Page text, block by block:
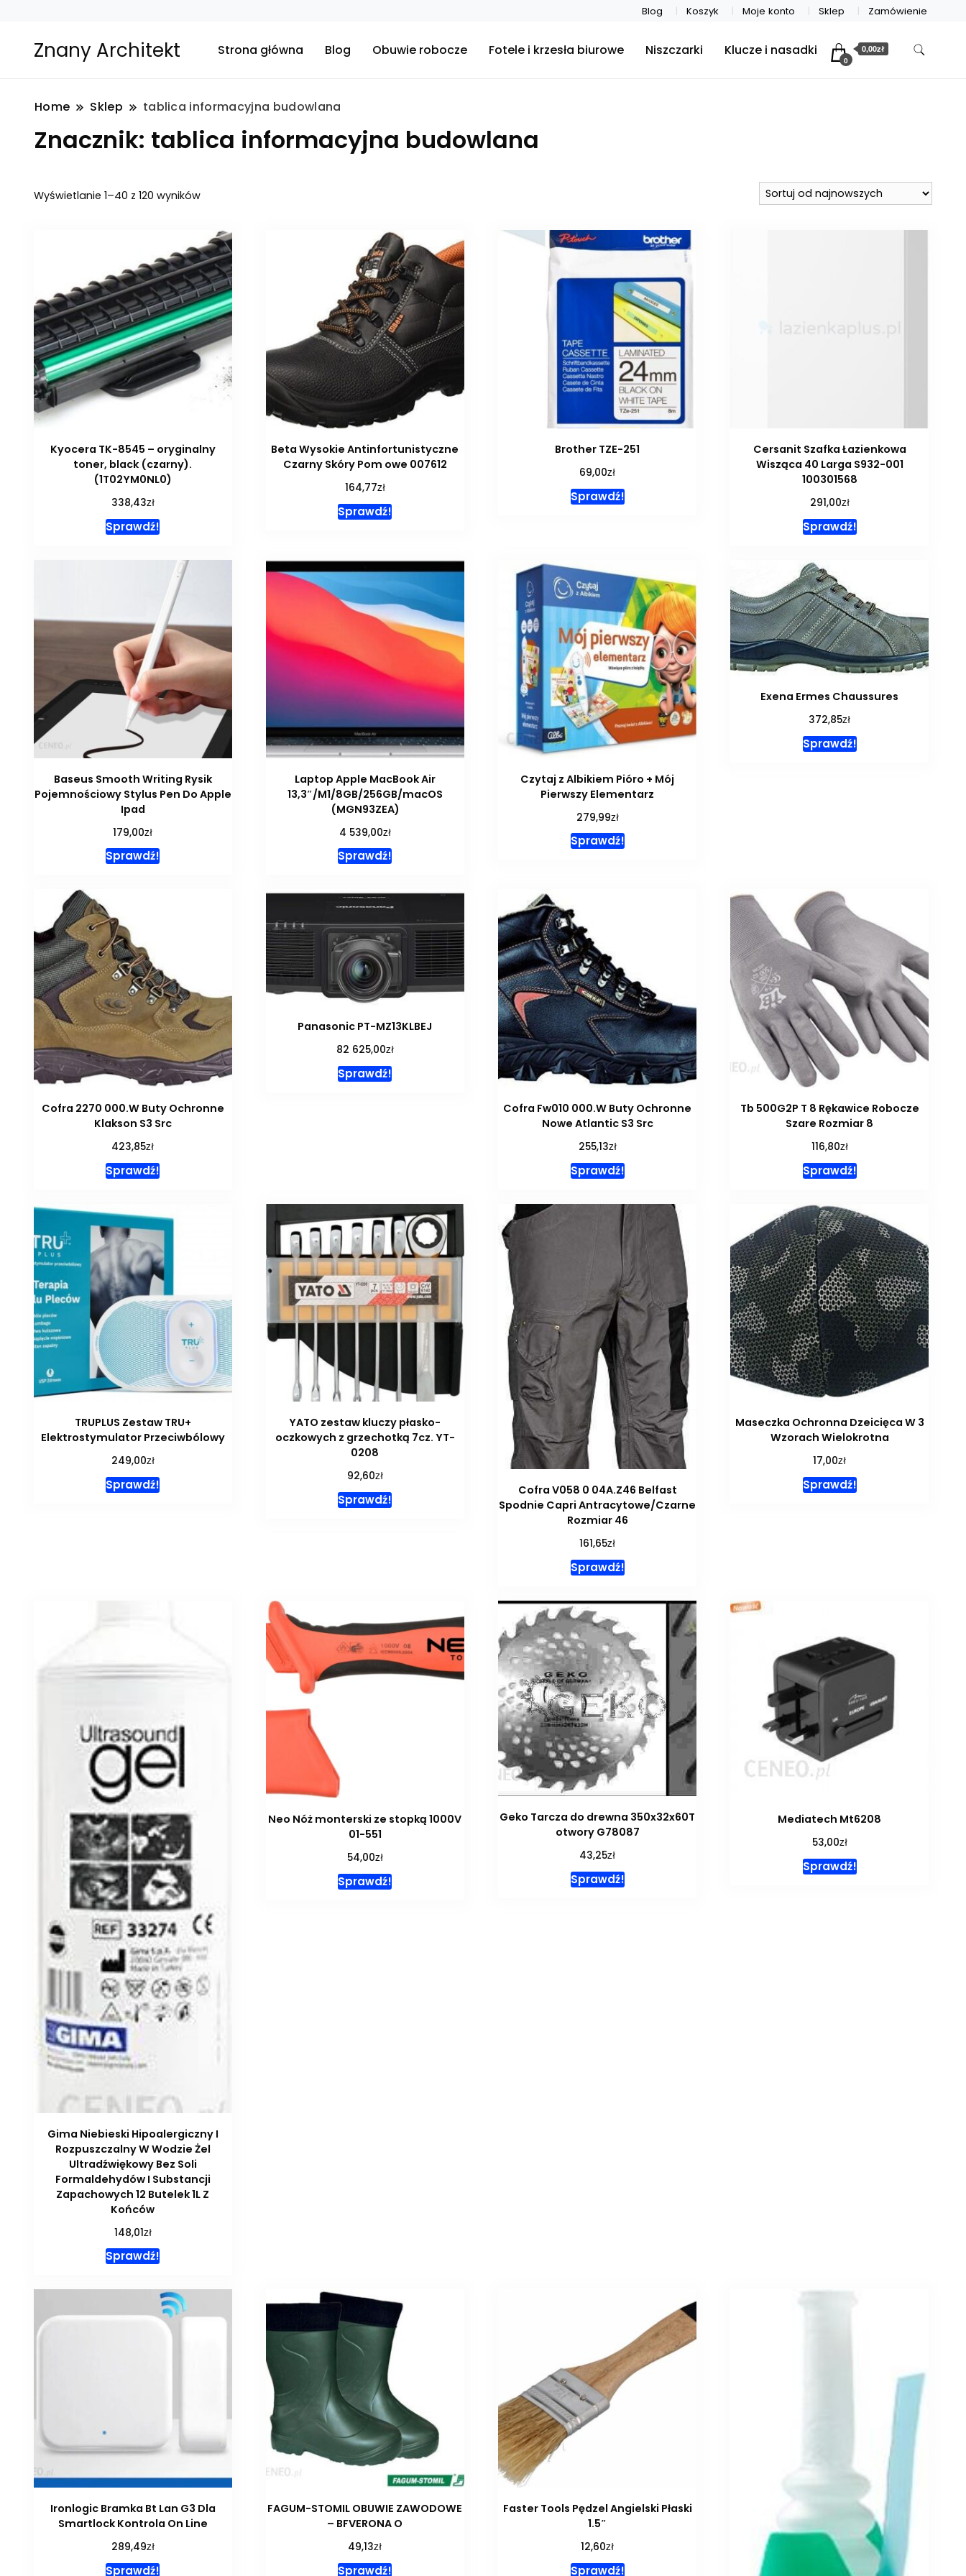
Blog Koszyk Moje konto Sklep Zamówienie
Znany Architekt Strona główna Blog Obuwie robocze Fotele i krzesła biurowe Niszczarki Klucze i nasadki
0
0,00zł
Home Sklep tablica informacyjna budowlana
Znacznik: tablica informacyjna budowlana
Wyświetlanie 1–40 z 120 wynikówPosortowane
najnowszych
Kyocera TK-8545 – oryginalny
toner, black (czarny).
(1T02YM0NL0)
338,43zł
Sprawdź!
Beta Wysokie Antinfortunistyczne
Czarny Skóry Pom owe 007612
164,77zł
Sprawdź!
Brother TZE-251
69,00zł
Sprawdź!
Cersanit Szafka Łazienkowa
Wisząca 40 Larga S932-001
100301568
291,00zł
Sprawdź!
Baseus Smooth Writing Rysik
Pojemnościowy Stylus Pen Do Apple
Ipad
179,00zł
Sprawdź!
Laptop Apple MacBook Air
13,3″/M1/8GB/256GB/macOS
(MGN93ZEA)
4 539,00zł
Sprawdź!
Czytaj z Albikiem Pióro + Mój
Pierwszy Elementarz
279,99zł
Sprawdź!
Exena Ermes Chaussures
372,85zł
Sprawdź!
Cofra 2270 000.W Buty Ochronne
Klakson S3 Src
423,85zł
Sprawdź!
Panasonic PT-MZ13KLBEJ
82 625,00zł
Sprawdź!
Cofra Fw010 000.W Buty Ochronne
Nowe Atlantic S3 Src
255,13zł
Sprawdź!
Tb 500G2P T 8 Rękawice Robocze
Szare Rozmiar 8
116,80zł
Sprawdź!
TRUPLUS Zestaw TRU+
Elektrostymulator Przeciwbólowy
249,00zł
Sprawdź!
YATO zestaw kluczy płasko-
oczkowych z grzechotką 7cz. YT-
0208
92,60zł
Sprawdź!
Cofra V058 0 04A.Z46 Belfast
Spodnie Capri Antracytowe/Czarne
Rozmiar 46
161,65zł
Sprawdź!
Maseczka Ochronna Dzeicięca W 3
Wzorach Wielokrotna
17,00zł
Sprawdź!
Gima Niebieski Hipoalergiczny I
Rozpuszczalny W Wodzie Żel
Ultradźwiękowy Bez Soli
Formaldehydów I Substancji
Zapachowych 12 Butelek 1L Z
Końców
148,01zł
Sprawdź!
Neo Nóż monterski ze stopką 1000V
01-551
54,00zł
Sprawdź!
Geko Tarcza do drewna 350x32x60T
otwory G78087
43,25zł
Sprawdź!
Mediatech Mt6208
53,00zł
Sprawdź!
Ironlogic Bramka Bt Lan G3 Dla
Smartlock Kontrola On Line
289,49zł
Sprawdź!
FAGUM-STOMIL OBUWIE ZAWODOWE
– BFVERONA O
49,13zł
Sprawdź!
Faster Tools Pędzel Angielski Płaski
1.5″
12,60zł
Sprawdź!